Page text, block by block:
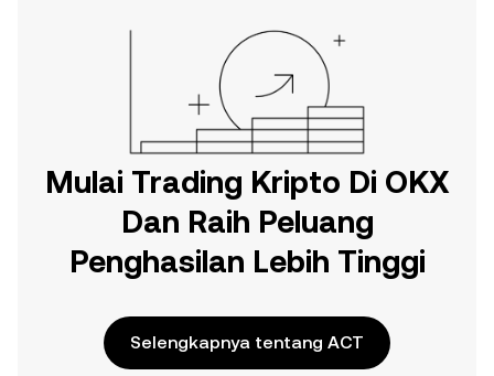
Mulai Trading Kripto Di OKX
Dan Raih Peluang
Penghasilan Lebih Tinggi
Selengkapnya tentang ACT